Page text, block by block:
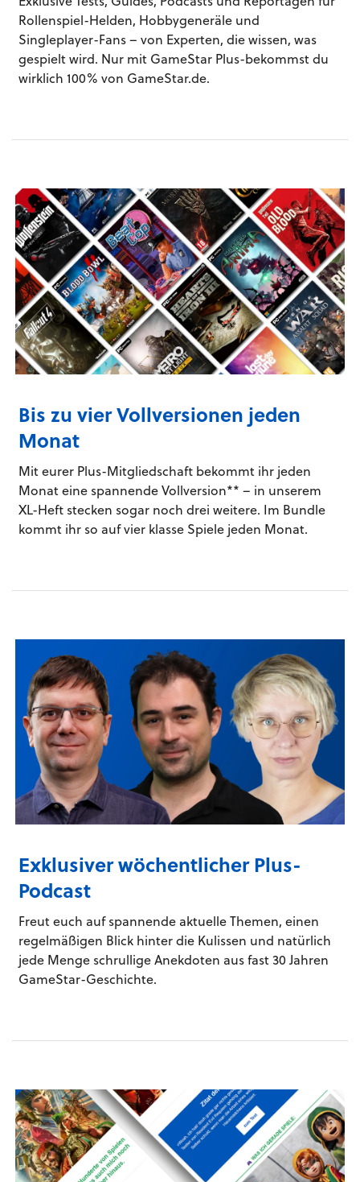
Rollenspiel-Helden, Hobbygeneräle und
Singleplayer-Fans – von Experten, die wissen, was
gespielt wird. Nur mit GameStar Plus-bekommst du
wirklich 100% von GameStar.de.
Bis zu vier Vollversionen jeden
Monat
Mit eurer Plus-Mitgliedschaft bekommt ihr jeden
Monat eine spannende Vollversion** – in unserem
XL-Heft stecken sogar noch drei weitere. Im Bundle
kommt ihr so auf vier klasse Spiele jeden Monat.
Exklusiver wöchentlicher Plus-
Podcast
Freut euch auf spannende aktuelle Themen, einen
regelmäßigen Blick hinter die Kulissen und natürlich
jede Menge schrullige Anekdoten aus fast 30 Jahren
GameStar-Geschichte.